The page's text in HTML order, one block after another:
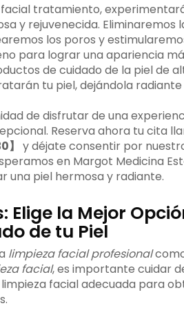
tratamiento,
y rejuvenecida. Eliminaremos
los poros y
para lograr una apariencia
de cuidado de la piel de
tu piel, dejándola
de disfrutar de una
Reserva ahora tu cita
y déjate consentir por
en Margot Medicina
una piel hermosa y radiante.
Elige la Mejor
de tu Piel
limpieza facial profesional
facial, es importante cuidar
facial adecuada para